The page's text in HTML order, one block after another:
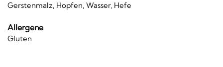
Gerstenmalz, Hopfen, Wasser, Hefe
Allergene
Gluten